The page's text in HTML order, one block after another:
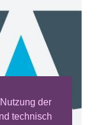
der
technisch